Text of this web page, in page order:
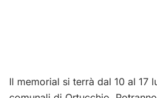
Il memorial si terrà dal 10 al 17